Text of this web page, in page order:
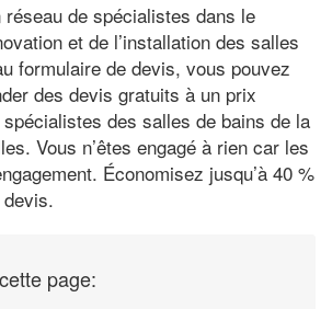
de spécialistes dans le
et de l’installation des salles
formulaire de devis, vous pouvez
des devis gratuits à un prix
des salles de bains de la
Vous n’êtes engagé à rien car les
Économisez jusqu’à 40 %
page: